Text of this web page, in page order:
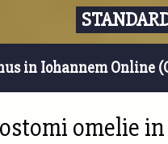
in Iohannem Online
omelie